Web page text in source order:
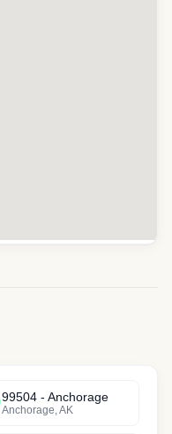
99504 - Anchorage
Anchorage AK